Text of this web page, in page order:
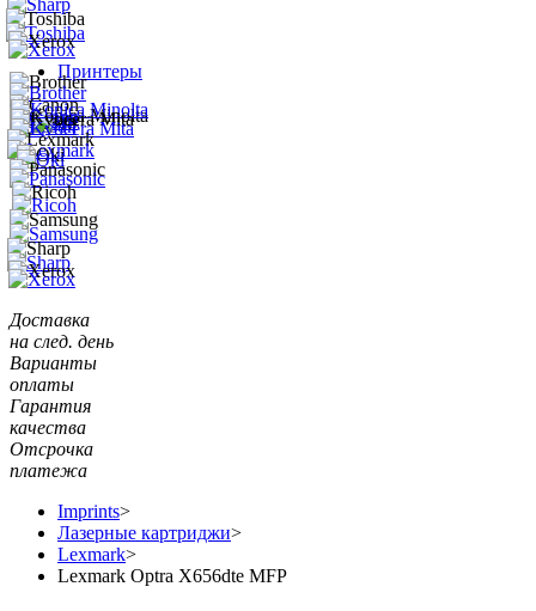
Принтеры
Доставка
на след. день
Варианты
оплаты
Гарантия
качества
Отсрочка
платежа
Imprints>
Лазерные картриджи>
Lexmark>
Lexmark Optra X656dte MFP